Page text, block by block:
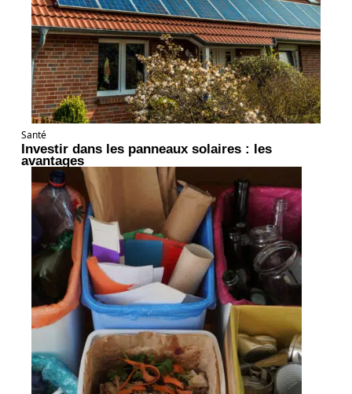
Santé
Investir dans les panneaux solaires : les
avantages